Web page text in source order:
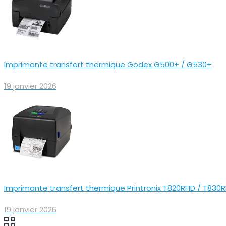
Imprimante transfert thermique Godex G500+ / G530+
19 janvier 2026
Imprimante transfert thermique Printronix T820RFID /
19 janvier 2026